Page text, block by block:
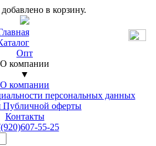
в корзину.
Опт
О компании
▼
О компании
персональных данных
Публичной оферты
Контакты
55-25